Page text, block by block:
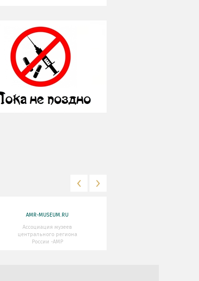
AMR-MUSEUM.RU
Ассоциация музеев
центрального региона
России -АМР